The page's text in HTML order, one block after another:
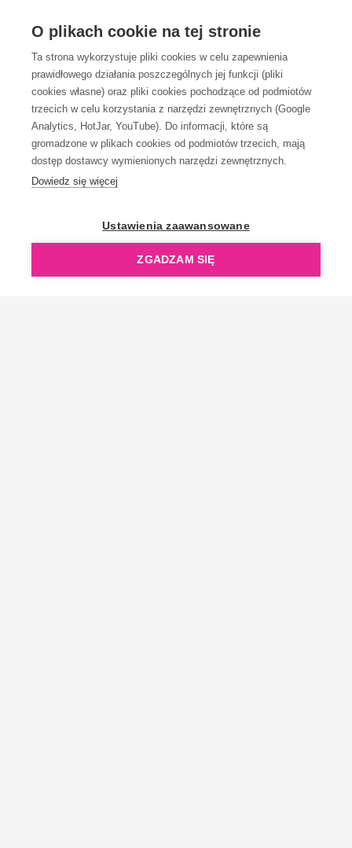
O plikach cookie na tej stronie
Ta strona wykorzystuje pliki cookies w celu zapewnienia
prawidłowego działania poszczególnych jej funkcji (pliki
cookies własne) oraz pliki cookies pochodzące od podmiotów
trzecich w celu korzystania z narzędzi zewnętrznych (Google
Analytics, HotJar, YouTube). Do informacji, które są
gromadzone w plikach cookies od podmiotów trzecich, mają
dostęp dostawcy wymienionych narzędzi zewnętrznych.
Dowiedz się więcej
Ustawienia zaawansowane
ZGADZAM SIĘ